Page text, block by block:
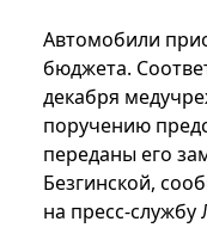
Автомобили
бюджета.
декабря
поручению
переданы его
Безгинской,
на пресс-службу